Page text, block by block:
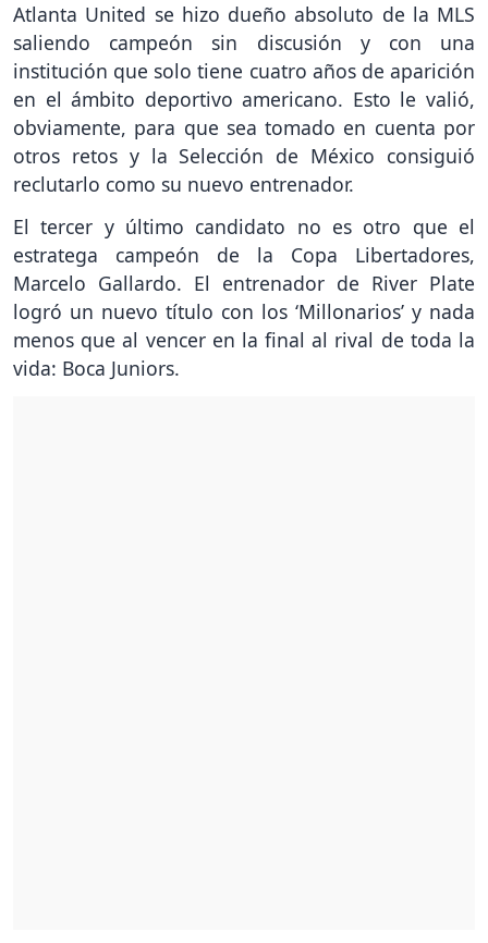
Atlanta United se hizo dueño absoluto de la MLS
saliendo campeón sin discusión y con una
institución que solo tiene cuatro años de aparición
en el ámbito deportivo americano. Esto le valió,
obviamente, para que sea tomado en cuenta por
otros retos y la Selección de México consiguió
reclutarlo como su nuevo entrenador.
El tercer y último candidato no es otro que el
estratega campeón de la Copa Libertadores,
Marcelo Gallardo. El entrenador de River Plate
logró un nuevo título con los ‘Millonarios’ y nada
menos que al vencer en la final al rival de toda la
vida: Boca Juniors.